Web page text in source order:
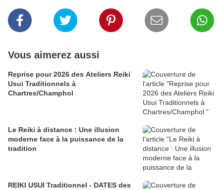
Vous aimerez aussi
Reprise pour 2026 des Ateliers Reiki
Usui Traditionnels à
Chartres/Champhol
Le Reiki à distance : Une illusion
moderne face à la puissance de la
tradition
REIKI USUI Traditionnel - DATES des